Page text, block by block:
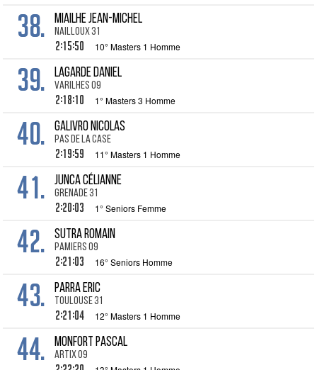
38. MIAILHE Jean-Michel
Nailloux 31
2:15:50 10° Masters 1 Homme
39. LAGARDE Daniel
Varilhes 09
2:18:10 1° Masters 3 Homme
40. GALIVRO Nicolas
Pas de la Case
2:19:59 11° Masters 1 Homme
41. JUNCA Célianne
Grenade 31
2:20:03 1° Seniors Femme
42. SUTRA Romain
Pamiers 09
2:21:03 16° Seniors Homme
43. PARRA Eric
Toulouse 31
2:21:04 12° Masters 1 Homme
44. MONFORT Pascal
Artix 09